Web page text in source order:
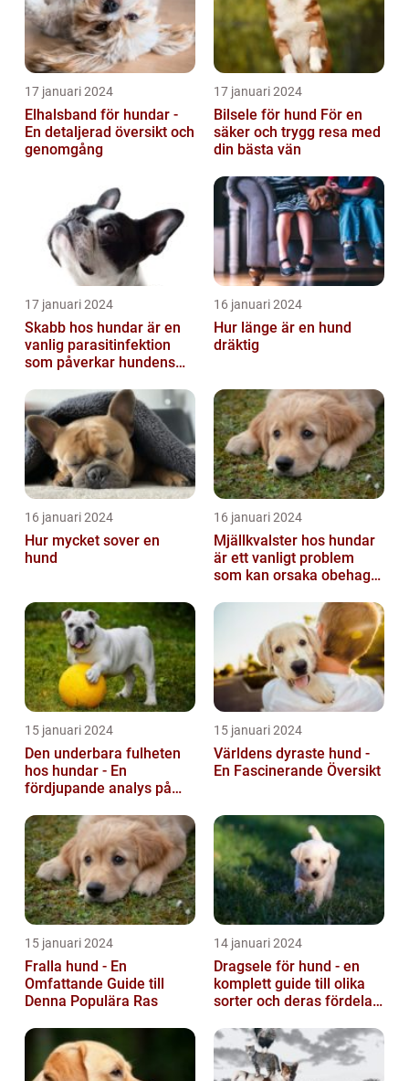
17 januari 2024
Elhalsband för hundar -
En detaljerad översikt och
genomgång
17 januari 2024
Bilsele för hund För en
säker och trygg resa med
din bästa vän
17 januari 2024
Skabb hos hundar är en
vanlig parasitinfektion
som påverkar hundens
16 januari 2024
Hur länge är en hund
dräktig
16 januari 2024
Hur mycket sover en
hund
16 januari 2024
Mjällkvalster hos hundar
är ett vanligt problem
som kan orsaka obehag
hunden...
15 januari 2024
Den underbara fulheten
hos hundar - En
fördjupande analys på
15 januari 2024
Världens dyraste hund -
En Fascinerande Översikt
15 januari 2024
Fralla hund - En
Omfattande Guide till
Denna Populära Ras
14 januari 2024
Dragsele för hund - en
komplett guide till olika
sorter och deras fördelar